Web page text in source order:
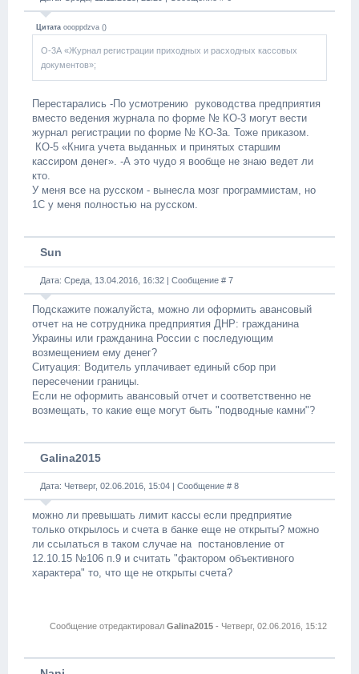
Цитата oooppdzva ()
О-3А «Журнал регистрации приходных и расходных кассовых
документов»;
Перестарались -По усмотрению руководства предприятия
вместо ведения журнала по форме № КО-3 могут вести
журнал регистрации по форме № КО-3а. Тоже приказом.
КО-5 «Книга учета выданных и принятых старшим
кассиром денег». -А это чудо я вообще не знаю ведет ли
кто.
У меня все на русском - вынесла мозг программистам, но
1С у меня полностью на русском.
Sun
Дата: Среда, 13.04.2016, 16:32 | Сообщение # 7
Подскажите пожалуйста, можно ли оформить авансовый
отчет на не сотрудника предприятия ДНР: гражданина
Украины или гражданина России с последующим
возмещением ему денег?
Ситуация: Водитель уплачивает единый сбор при
пересечении границы.
Если не оформить авансовый отчет и соответственно не
возмещать, то какие еще могут быть "подводные камни"?
Galina2015
Дата: Четверг, 02.06.2016, 15:04 | Сообщение # 8
можно ли превышать лимит кассы если предприятие
только открылось и счета в банке еще не открыты? можно
ли ссылаться в таком случае на постановление от
12.10.15 №106 п.9 и считать "фактором объективного
характера" то, что ще не открыты счета?
Сообщение отредактировал Galina2015 - Четверг, 02.06.2016, 15:12